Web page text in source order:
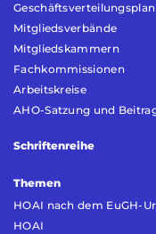
Geschäftsverteilungsplan
Mitgliedsverbände
Mitgliedskammern
Fachkommissionen
Arbeitskreise
AHO-Satzung und
Schriftenreihe
Themen
HOAI nach dem EuGH-
HOAI